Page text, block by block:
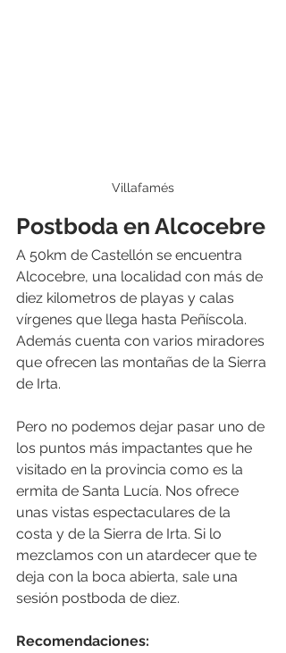
Villafamés
Postboda en Alcocebre
A 50km de Castellón se encuentra
Alcocebre, una localidad con más de
diez kilometros de playas y calas
vírgenes que llega hasta Peñíscola.
Además cuenta con varios miradores
que ofrecen las montañas de la Sierra
de Irta.
Pero no podemos dejar pasar uno de
los puntos más impactantes que he
visitado en la provincia como es la
ermita de Santa Lucía. Nos ofrece
unas vistas espectaculares de la
costa y de la Sierra de Irta. Si lo
mezclamos con un atardecer que te
deja con la boca abierta, sale una
sesión postboda de diez.
Recomendaciones: